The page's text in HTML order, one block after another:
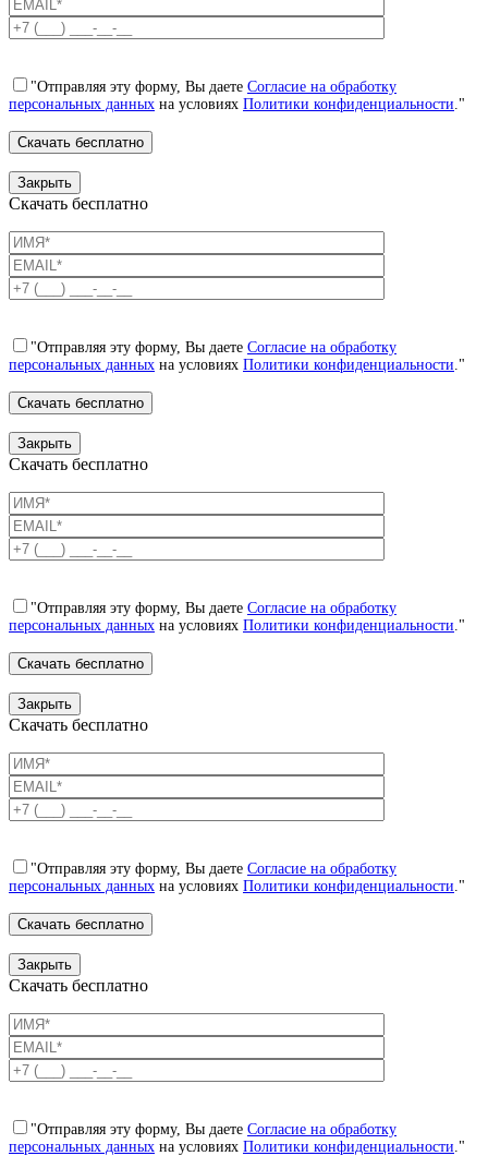
"Отправляя эту форму, Вы даете Согласие на обработку
персональных данных на условиях Политики конфиденциальности ."
Закрыть
Скачать бесплатно
"Отправляя эту форму, Вы даете Согласие на обработку
персональных данных на условиях Политики конфиденциальности ."
Закрыть
Скачать бесплатно
"Отправляя эту форму, Вы даете Согласие на обработку
персональных данных на условиях Политики конфиденциальности ."
Закрыть
Скачать бесплатно
"Отправляя эту форму, Вы даете Согласие на обработку
персональных данных на условиях Политики конфиденциальности ."
Закрыть
Скачать бесплатно
"Отправляя эту форму, Вы даете Согласие на обработку
персональных данных на условиях Политики конфиденциальности ."